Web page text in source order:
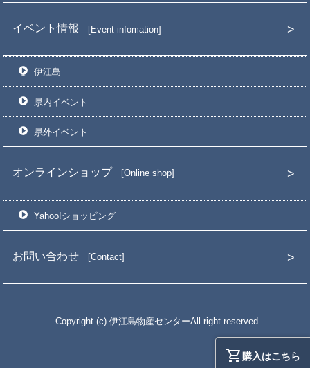
イベント情報 Event infomation
伊江島
県内イベント
県外イベント
オンラインショップ Online shop
Yahoo!ショッピング
お問い合わせ Contact
Copyright (c) 伊江島物産センターAll right reserved.
購入はこちら